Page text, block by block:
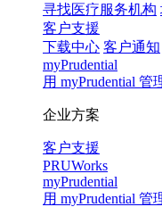
寻找医疗服务机构
客户支援
下载中心 客户通知
myPrudential
用 myPrudential 管
企业方案
客户支援
PRUWorks
myPrudential
用 myPrudential 管